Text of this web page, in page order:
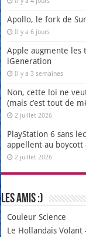
Apollo, le fork de
Il y a 6 jours
Apple augmente les
iGeneration
Il y a 3 semaines
Non, cette loi ne
(mais c’est tout de
2 juillet 2026
PlayStation 6 sans
appellent au
2 juillet 2026
Les amis :)
Couleur Science
Le Hollandais Volant